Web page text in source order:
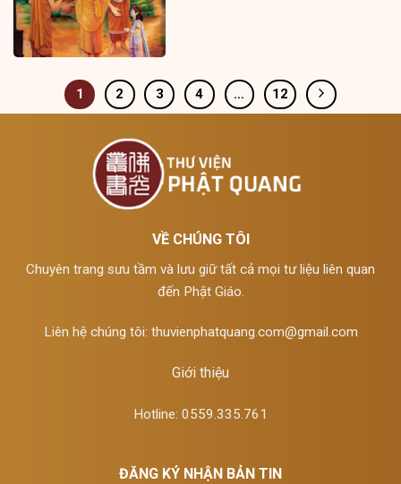
1 2 3 4 … 12
VỀ CHÚNG TÔI
Chuyên trang sưu tầm và lưu giữ tất cả mọi tư liệu liên quan
đến Phật Giáo.
Liên hệ chúng tôi: thuvienphatquang.com@gmail.com
Giới thiệu
Hotline: 0559.335.761
ĐĂNG KÝ NHẬN BẢN TIN